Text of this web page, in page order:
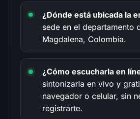
¿Dónde está ubicada la
sede en el departamento
Magdalena, Colombia.
¿Cómo escucharla en
sintonizarla en vivo y
navegador o celular, sin
registrarte.